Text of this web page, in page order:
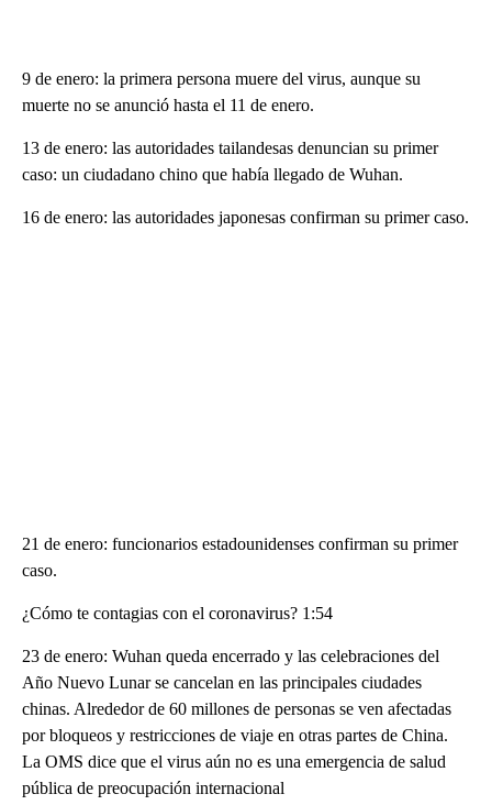
9 de enero: la primera persona muere del virus, aunque su
muerte no se anunció hasta el 11 de enero.
13 de enero: las autoridades tailandesas denuncian su primer
caso: un ciudadano chino que había llegado de Wuhan.
16 de enero: las autoridades japonesas confirman su primer caso.
21 de enero: funcionarios estadounidenses confirman su primer
caso.
¿Cómo te contagias con el coronavirus? 1:54
23 de enero: Wuhan queda encerrado y las celebraciones del
Año Nuevo Lunar se cancelan en las principales ciudades
chinas. Alrededor de 60 millones de personas se ven afectadas
por bloqueos y restricciones de viaje en otras partes de China.
La OMS dice que el virus aún no es una emergencia de salud
pública de preocupación internacional